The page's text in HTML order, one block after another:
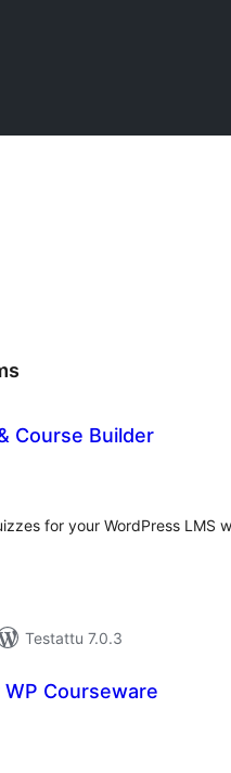
Course Builder
for your WordPress LMS
Testattu 7.0.3
Courseware